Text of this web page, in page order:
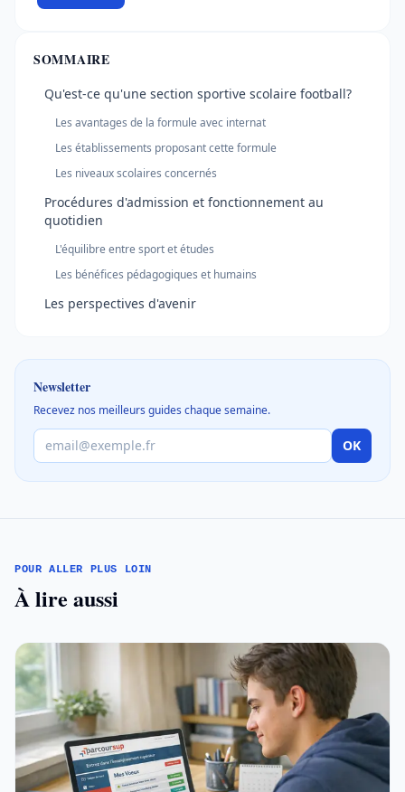
SOMMAIRE
Qu'est-ce qu'une section sportive scolaire football?
Les avantages de la formule avec internat
Les établissements proposant cette formule
Les niveaux scolaires concernés
Procédures d'admission et fonctionnement au
quotidien
L'équilibre entre sport et études
Les bénéfices pédagogiques et humains
Les perspectives d'avenir
Newsletter
Recevez nos meilleurs guides chaque semaine.
OK
POUR ALLER PLUS LOIN
À lire aussi